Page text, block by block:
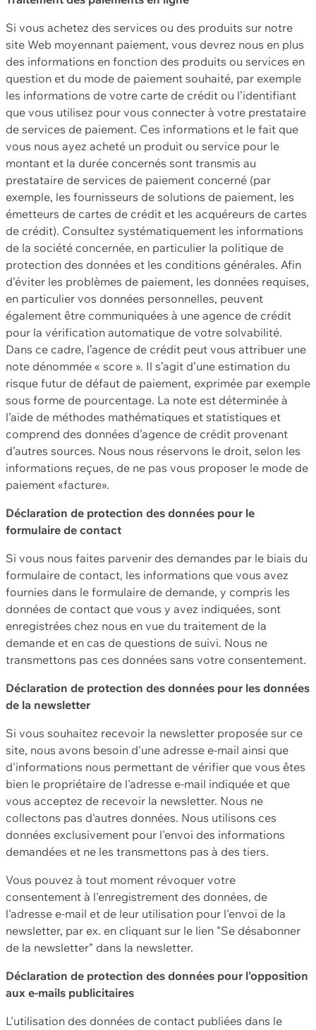
Si vous achetez des services ou des produits sur notre
site Web moyennant paiement, vous devrez nous en plus
des informations en fonction des produits ou services en
question et du mode de paiement souhaité, par exemple
les informations de votre carte de crédit ou l’identifiant
que vous utilisez pour vous connecter à votre prestataire
de services de paiement. Ces informations et le fait que
vous nous ayez acheté un produit ou service pour le
montant et la durée concernés sont transmis au
prestataire de services de paiement concerné (par
exemple, les fournisseurs de solutions de paiement, les
émetteurs de cartes de crédit et les acquéreurs de cartes
de crédit). Consultez systématiquement les informations
de la société concernée, en particulier la politique de
protection des données et les conditions générales. Afin
d’éviter les problèmes de paiement, les données requises,
en particulier vos données personnelles, peuvent
également être communiquées à une agence de crédit
pour la vérification automatique de votre solvabilité.
Dans ce cadre, l’agence de crédit peut vous attribuer une
note dénommée « score ». Il s’agit d’une estimation du
risque futur de défaut de paiement, exprimée par exemple
sous forme de pourcentage. La note est déterminée à
l’aide de méthodes mathématiques et statistiques et
comprend des données d’agence de crédit provenant
d’autres sources. Nous nous réservons le droit, selon les
informations reçues, de ne pas vous proposer le mode de
paiement «facture».
Déclaration de protection des données pour le
formulaire de contact
Si vous nous faites parvenir des demandes par le biais du
formulaire de contact, les informations que vous avez
fournies dans le formulaire de demande, y compris les
données de contact que vous y avez indiquées, sont
enregistrées chez nous en vue du traitement de la
demande et en cas de questions de suivi. Nous ne
transmettons pas ces données sans votre consentement.
Déclaration de protection des données pour les données
de la newsletter
Si vous souhaitez recevoir la newsletter proposée sur ce
site, nous avons besoin d'une adresse e-mail ainsi que
d'informations nous permettant de vérifier que vous êtes
bien le propriétaire de l'adresse e-mail indiquée et que
vous acceptez de recevoir la newsletter. Nous ne
collectons pas d'autres données. Nous utilisons ces
données exclusivement pour l'envoi des informations
demandées et ne les transmettons pas à des tiers.
Vous pouvez à tout moment révoquer votre
consentement à l'enregistrement des données, de
l'adresse e-mail et de leur utilisation pour l'envoi de la
newsletter, par ex. en cliquant sur le lien "Se désabonner
de la newsletter" dans la newsletter.
Déclaration de protection des données pour l'opposition
aux e-mails publicitaires
L'utilisation des données de contact publiées dans le